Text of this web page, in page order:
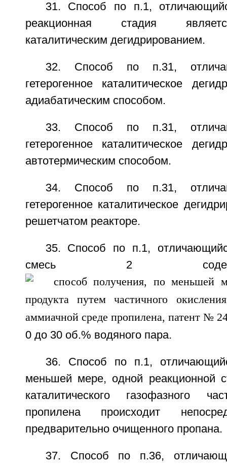
31. Способ по п.1,
реакционная стадия
каталитическим дегидрированием.
32. Способ по п.31,
гетерогенное каталитическое
адиабатическим способом.
33. Способ по п.31,
гетерогенное каталитическое
автотермическим способом.
34. Способ по п.31,
гетерогенное каталитическое
решетчатом реакторе.
35. Способ по п.1,
смесь 2
0 до 30 об.% водяного пара.
36. Способ по п.1,
меньшей мере, одной реакционной
каталитического газофазного
пропилена происходит
предварительно очищенного пропана.
37. Способ по п.36,